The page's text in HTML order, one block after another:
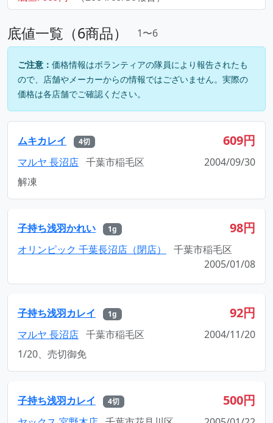
底値一覧（6商品） 1〜6
ご注意： 価格情報はボランティアの隊員により報告されたも
ので、店舗やメーカーからの情報ではございません。実際の
価格は各店舗でご確認ください。
ムキカレイ 4切 609円
マルヤ 長沼店 千葉市稲毛区
2004/09/30
解凍
子持ち浅羽かれい 1g 98円
オリンピック 千葉長沼店（閉店）
千葉市稲毛区
2005/01/08
子持ち浅羽カレイ 1g 92円
マルヤ 長沼店 千葉市稲毛区
2004/11/20
1/20、売切御免
子持ち浅羽カレイ 4切 500円